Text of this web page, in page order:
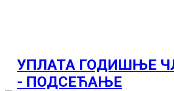
УПЛАТА ГОДИШЊЕ
- ПОДСЕЋАЊЕ